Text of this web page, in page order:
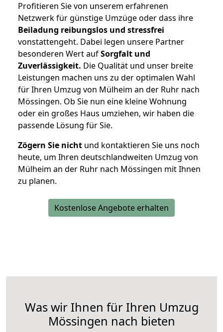
Profitieren Sie von unserem erfahrenen
Netzwerk für günstige Umzüge oder dass ihre
Beiladung reibungslos und stressfrei
vonstattengeht. Dabei legen unsere Partner
besonderen Wert aufSorgfalt und
Zuverlässigkeit. Die Qualität und unser breite
Leistungen machen uns zu der optimalen Wahl
für Ihren Umzug von Mülheim an der Ruhr nach
Mössingen. Ob Sie nun eine kleine Wohnung
oder ein großes Haus umziehen, wir haben die
passende Lösung für Sie.
Zögern Sie nicht und kontaktieren Sie uns noch
heute, um Ihren deutschlandweiten Umzug von
Mülheim an der Ruhr nach Mössingen mit Ihnen
zu planen.
Kostenlose Angebote erhalten
Was wir Ihnen für Ihren Umzug
Mössingen nach bieten